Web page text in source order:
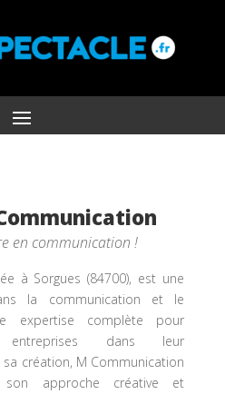
en communication !
à Sorgues (84700), est une
la communication et le
expertise complète pour
entreprises dans leur
création, M Communication
son approche créative et